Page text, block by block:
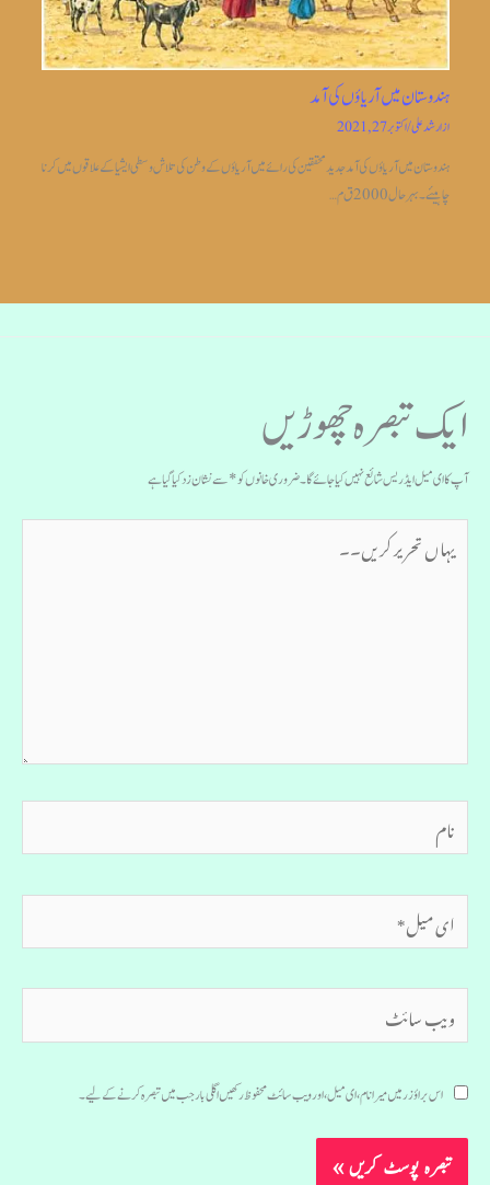
ہندوستان میں آریاؤں کی آمد
ازارشد علی/اکتوبر 27, 2021
ہندوستان میں آریاؤں کی آمد جدیدمحققین کی رائے میں آریاؤں کے وطن کی تلاش وسطی ایشیا کے علاقوں میں کرنا
چاہیئے۔بہر حال 2000 ق م…
ایک تبصرہ چھوڑیں
آپ کا ای میل ایڈریس شائع نہیں کیا جائے گا۔ضروری خانوں کو*سے نشان زد کیا گیا ہے
تحریر
میل*
سائٹ
اس براؤزر میں میرا نام، ای میل، اور ویب سائٹ محفوظ رکھیں اگلی بار جب میں تبصرہ کرنے کےلیے۔